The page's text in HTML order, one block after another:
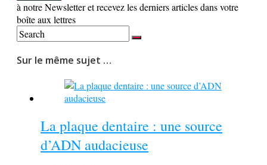
à notre Newsletter et recevez les derniers articles dans votre
boîte aux lettres
Sur le même sujet …
La plaque dentaire : une source
d’ADN audacieuse